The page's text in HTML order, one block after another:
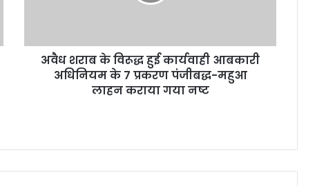
अवैध शराब के विरूद्ध हुई कार्यवाही आबकारी
अधिनियम के 7 प्रकरण पंजीबद्ध-महुआ
लाहन कराया गया नष्‍ट